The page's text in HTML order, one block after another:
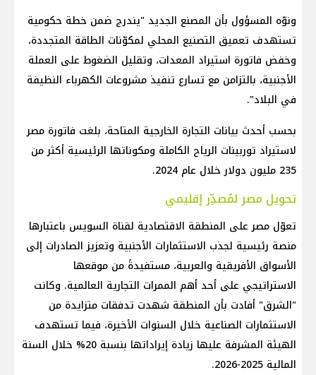
ونوّه المسؤول بأن المصنع الجديد "يندرج ضمن خطة حكومية
تستهدف تعميق التصنيع المحلي لمكوّنات الطاقة المتجددة،
وخفض فاتورة استيراد المعدات، وتقليل الضغوط على العملة
الأجنبية، بالتزامن مع تسارع تنفيذ مشروعات الكهرباء النظيفة
في البلاد".
بحسب أحدث بيانات التجارة الخارجية المتاحة، بلغت فاتورة مصر
لاستيراد توربينات الرياح الكاملة ومكوناتها الرئيسية أكثر من
235 مليون دولار خلال عام 2024.
تحويل مصر لمُصدِّر إقليمي
تعوّل مصر على المنطقة الاقتصادية لقناة السويس باعتبارها
منصة رئيسية لجذب الاستثمارات الأجنبية وتعزيز الصادرات إلى
الأسواق الأفريقية والعربية، مستفيدةً من موقعها
الاستراتيجي على أحد أهم الممرات التجارية العالمية. وكانت
"الشرق" أفادت بأن المنطقة شهدت تدفقات متزايدة من
الاستثمارات الصناعية خلال السنوات الأخيرة، فيما تستهدف
الهيئة المشرفة عليها زيادة إيراداتها بنسبة 20% خلال السنة
المالية 2025-2026.